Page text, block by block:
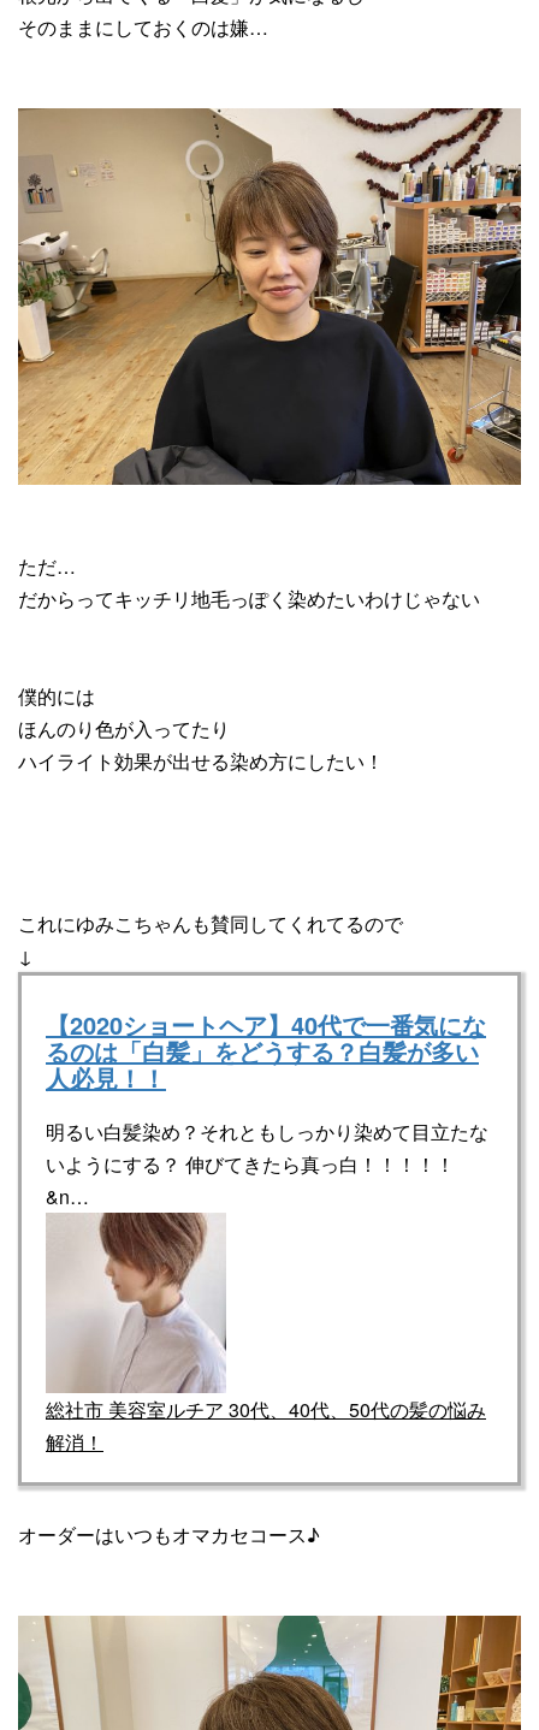
そのままにしておくのは嫌…
ただ…
だからってキッチリ地毛っぽく染めたいわけじゃない
僕的には
ほんのり色が入ってたり
ハイライト効果が出せる染め方にしたい！
これにゆみこちゃんも賛同してくれてるので
↓
【2020ショートヘア】40代で一番気にな
るのは「白髪」をどうする？白髪が多い
人必見！！
明るい白髪染め？それともしっかり染めて目立たな
いようにする？ 伸びてきたら真っ白！！！！！
&n…
総社市 美容室ルチア 30代、40代、50代の髪の悩み
解消！
オーダーはいつもオマカセコース♪